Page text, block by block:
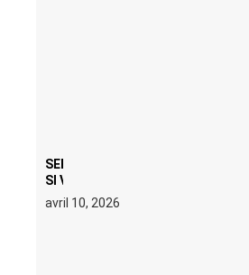
SERATO DJ PRO 4.0.6 : CE QUE ÇA
SI VOUS N’ÊTES NI DJ NI
avril 10, 2026